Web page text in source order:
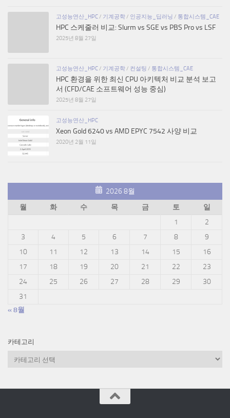
고성능연산_HPC/ 기계공학/ 인공지능_딥러닝 / 통합시스템_CAE
HPC 스케줄러 비교: Slurm vs SGE vs PBS Pro vs LSF
2025년 8월 27일
고성능연산_HPC/ 기계공학/ 컨설팅 / 통합시스템_CAE
HPC 환경을 위한 최신 CPU 아키텍처 비교 분석 보고
서 (CFD/CAE 소프트웨어 성능 중심)
2025년 8월 27일
고성능연산_HPC
Xeon Gold 6240 vs AMD EPYC 7542 사양 비교
2020년 2월 11일
2026 8월
월
화 수 목 금 토
일
1
2
3
4 5 6 7 8
9
10
11 12 13 14 15
16
17
18 19 20 21 22
23
24
25 26 27 28 29
30
31
« 8월
카테고리
리